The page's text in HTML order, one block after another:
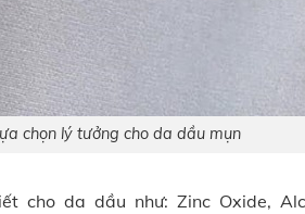
chọn lý tưởng cho da dầu mụn
cho da dầu như: Zinc Oxide,